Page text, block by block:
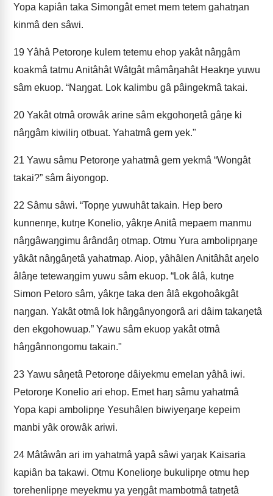
Yopa kapiân taka Simongât emet mem tetem gahatŋan
kinmâ den sâwi.
19 Yâhâ Petoroŋe kulem tetemu ehop yakât nâŋgâm
koakmâ tatmu Anitâhât Wâtgât mâmâŋahât Heakŋe yuwu
sâm ekuop. “Naŋgat. Lok kalimbu gâ pâingekmâ takai.
20 Yakât otmâ orowâk arine sâm ekgohoŋetâ gâŋe ki
nâŋgâm kiwiliŋ otbuat. Yahatmâ gem yek."
21 Yawu sâmu Petoroŋe yahatmâ gem yekmâ “Wongât
takai?” sâm âiyongop.
22 Sâmu sâwi. “Topŋe yuwuhât takain. Hep bero
kunnenŋe, kutŋe Konelio, yâkŋe Anitâ mepaem manmu
nâŋgâwaŋgimu ârândâŋ otmap. Otmu Yura ambolipŋaŋe
yâkât nâŋgâŋetâ yahatmap. Aiop, yâhâlen Anitâhât aŋelo
âlâŋe tetewaŋgim yuwu sâm ekuop. “Lok âlâ, kutŋe
Simon Petoro sâm, yâkŋe taka den âlâ ekgohoâkgât
naŋgan. Yakât otmâ lok hâŋgânyongorâ ari dâim takaŋetâ
den ekgohowuap.” Yawu sâm ekuop yakât otmâ
hâŋgânnongomu takain."
23 Yawu sâŋetâ Petoroŋe dâiyekmu emelan yâhâ iwi.
Petoroŋe Konelio ari ehop. Emet haŋ sâmu yahatmâ
Yopa kapi ambolipŋe Yesuhâlen biwiyeŋaŋe kepeim
manbi yâk orowâk ariwi.
24 Mâtâwân ari im yahatmâ yapâ sâwi yaŋak Kaisaria
kapiân ba takawi. Otmu Konelioŋe bukulipŋe otmu hep
torehenlipŋe meyekmu ya yeŋgât mambotmâ tatŋetâ